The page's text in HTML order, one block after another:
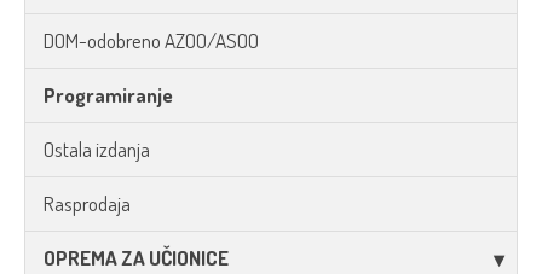
DOM-odobreno AZOO/ASOO
Programiranje
Ostala izdanja
Rasprodaja
OPREMA ZA UČIONICE